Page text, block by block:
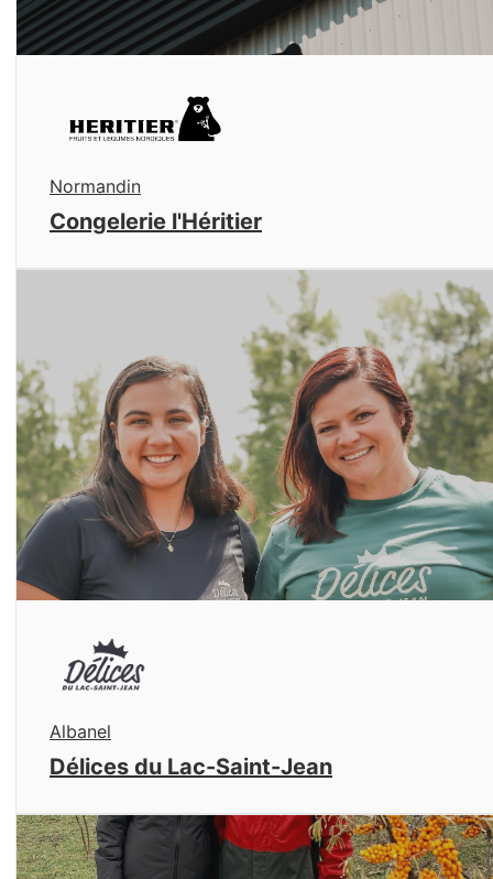
Normandin
Congelerie l'Héritier
Albanel
Délices du Lac-Saint-Jean